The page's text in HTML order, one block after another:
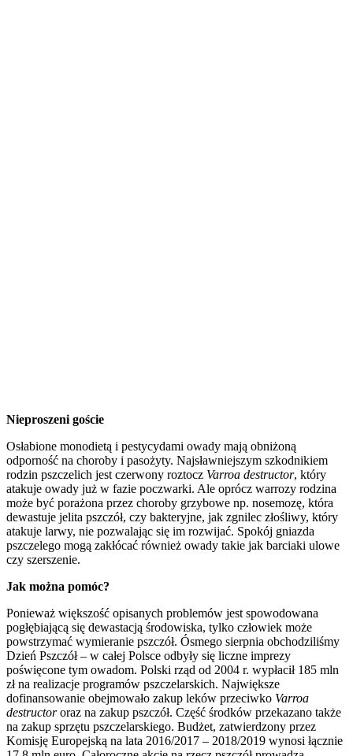
Nieproszeni goście
Osłabione monodietą i pestycydami owady mają obniżoną
odporność na choroby i pasożyty. Najsławniejszym szkodnikiem
rodzin pszczelich jest czerwony roztocz Varroa destructor, który
atakuje owady już w fazie poczwarki. Ale oprócz warrozy rodzina
może być porażona przez choroby grzybowe np. nosemozę, która
dewastuje jelita pszczół, czy bakteryjne, jak zgnilec złośliwy, który
atakuje larwy, nie pozwalając się im rozwijać. Spokój gniazda
pszczelego mogą zakłócać również owady takie jak barciaki ulowe
czy szerszenie.
Jak można pomóc?
Ponieważ większość opisanych problemów jest spowodowana
pogłębiającą się dewastacją środowiska, tylko człowiek może
powstrzymać wymieranie pszczół. Ósmego sierpnia obchodziliśmy
Dzień Pszczół – w całej Polsce odbyły się liczne imprezy
poświęcone tym owadom. Polski rząd od 2004 r. wypłacił 185 mln
zł na realizacje programów pszczelarskich. Największe
dofinansowanie obejmowało zakup leków przeciwko Varroa
destructororaz na zakup pszczół. Część środków przekazano także
na zakup sprzętu pszczelarskiego. Budżet, zatwierdzony przez
Komisję Europejską na lata 2016/2017 – 2018/2019 wynosi łącznie